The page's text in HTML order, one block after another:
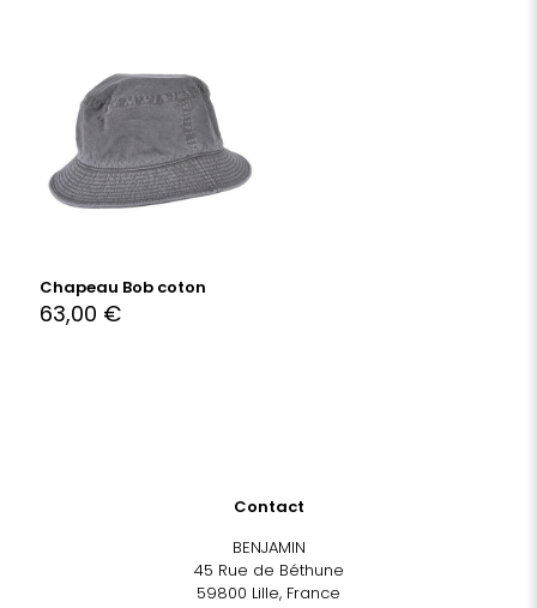
Chapeau Bob coton
63,00 €
Contact
BENJAMIN
45 Rue de Béthune
59800 Lille, France